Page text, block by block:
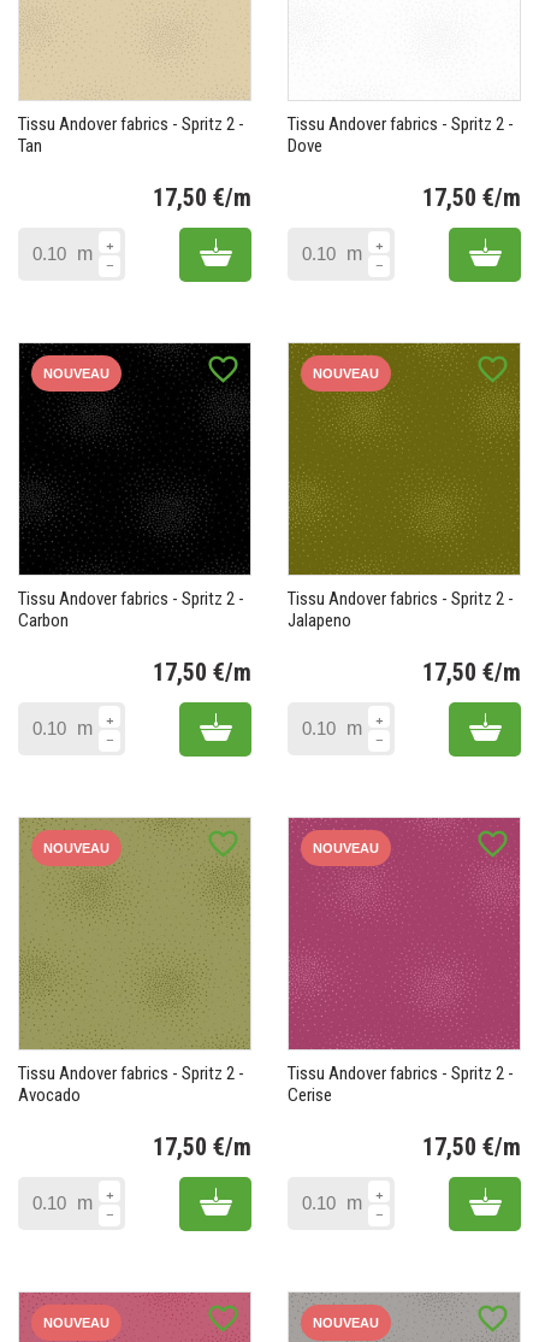
Tissu Andover fabrics - Spritz 2 -
Tan
17,50 €/m
m Add to cart
Tissu Andover fabrics - Spritz 2 -
Dove
17,50 €/m
m Add
favorite_border
NOUVEAU
Tissu Andover fabrics - Spritz 2 -
Carbon
17,50 €/m
m Add to cart
favorite_border
NOUVEAU
Tissu Andover fabrics - Spritz 2 -
Jalapeno
17,50 €/m
m Add
favorite_border
NOUVEAU
Tissu Andover fabrics - Spritz 2 -
Avocado
17,50 €/m
m Add to cart
favorite_border
NOUVEAU
Tissu Andover fabrics - Spritz 2 -
Cerise
17,50 €/m
m Add
favorite_border
NOUVEAU favorite_border
NOUVEAU